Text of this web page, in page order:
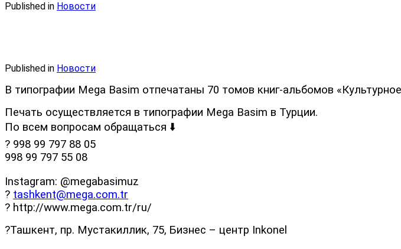
Published in Новости
Published in Новости
В типографии Mega Basim отпечатаны 70 томов книг-альбомов
Печать осуществляется в типографии Mega Basim в Турции.
По всем вопросам обращаться ⬇️
? 998 99 797 88 05
998 99 797 55 08
Instagram: @megabasimuz
? tashkent@mega.com.tr
? http://www.mega.com.tr/ru/
?Ташкент, пр. Мустакиллик, 75, Бизнес – центр Inkonel